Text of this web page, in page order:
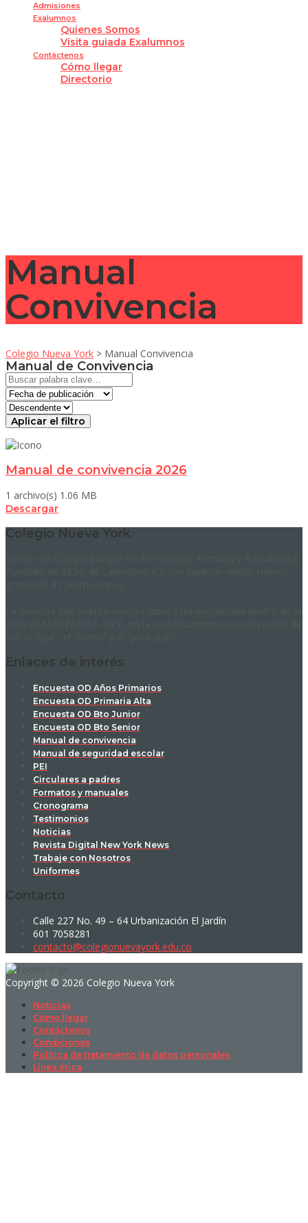
Admisiones
Exalumnos
Quienes Somos
Visita guiada Exalumnos
Contáctenos
Cómo llegar
Directorio
Manual
Convivencia
Colegio Nueva York > Manual Convivencia
Manual de Convivencia
Aplicar el filtro
Manual de convivencia 2026
1 archivo(s) 1.06 MB
Descargar
Colegio Nueva York
Enlaces de interés
Encuesta OD Años Primarios
Encuesta OD Primaria Alta
Encuesta OD Bto Junior
Encuesta OD Bto Senior
Manual de convivencia
Manual de seguridad escolar
PEI
Circulares a padres
Formatos y manuales
Cronograma
Testimonios
Noticias
Revista Digital New York News
Trabaje con Nosotros
Uniformes
Contacto
Calle 227 No. 49 – 64 Urbanización El Jardín
601 7058281
contacto@colegionuevayork.edu.co
Copyright © 2026 Colegio Nueva York
Noticias
Cómo llegar
Contáctenos
Condiciones
Política de tratamiento de datos personales
Línea ética